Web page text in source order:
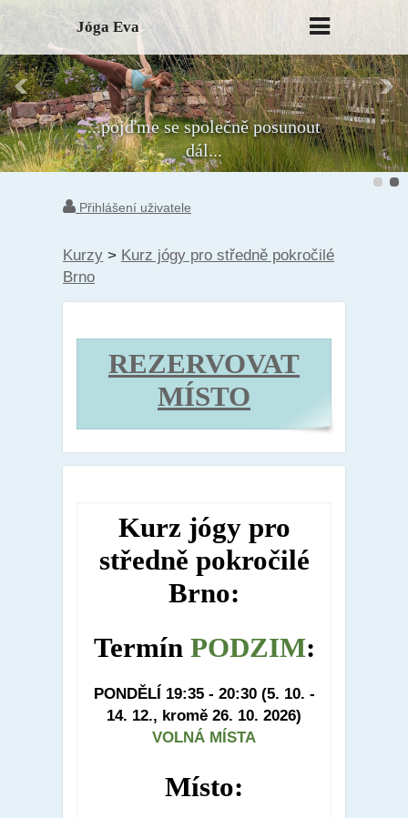
...pojďme se společně posunout
dál...
Jóga Eva
Přihlášení uživatele
Kurzy > Kurz jógy pro středně pokročilé
Brno
REZERVOVAT
MÍSTO
Kurz jógy pro
středně pokročilé
Brno:
Termín PODZIM:
PONDĚLÍ 19:35 - 20:30(5. 10. -
14. 12., kromě 26. 10. 2026)
VOLNÁ MÍSTA
Místo: